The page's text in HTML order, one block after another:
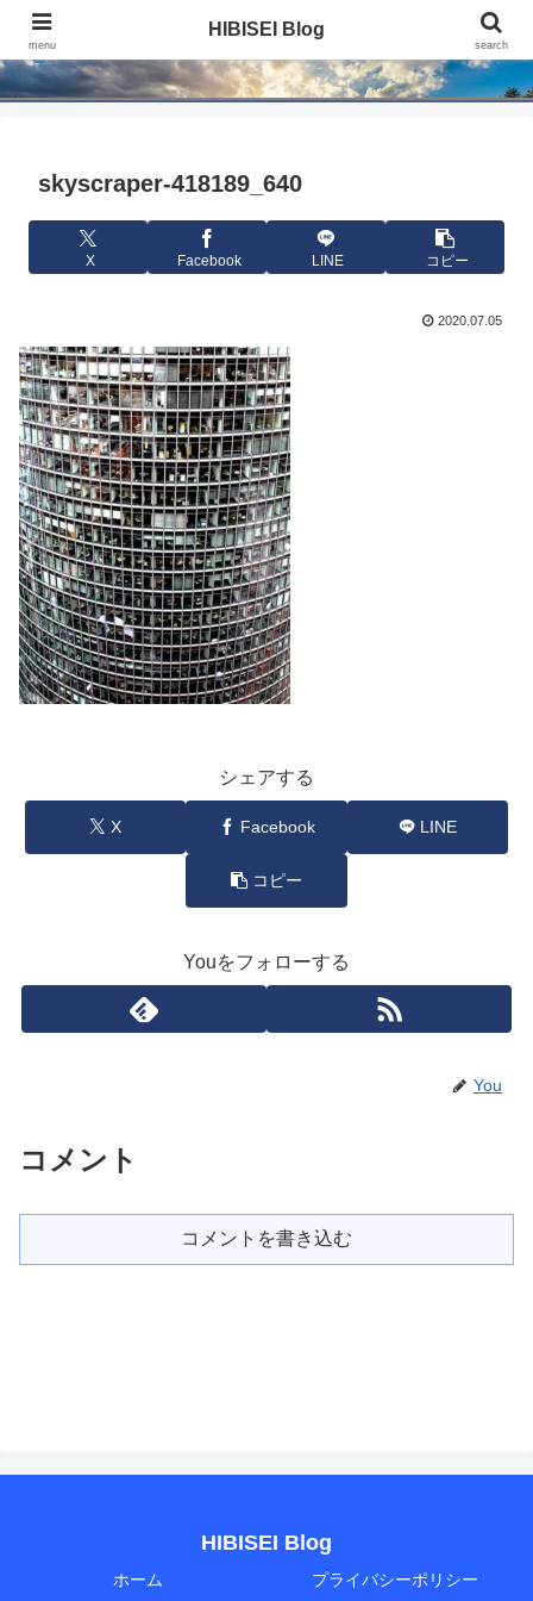
HIBISEI Blog
skyscraper-418189_640
X Facebook LINE コピー
2020.07.05
シェアする
X Facebook LINE
コピー
Youをフォローする
You
コメント
コメントを書き込む
HIBISEI Blog
ホーム プライバシーポリシー
menu
HIBISEI Blog
search